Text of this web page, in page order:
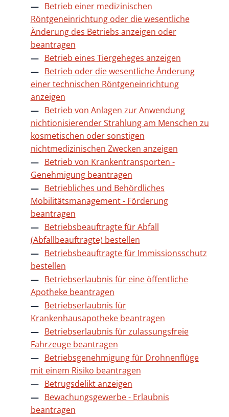
Betrieb einer medizinischen
Röntgeneinrichtung oder die wesentliche
Änderung des Betriebs anzeigen oder
beantragen
Betrieb eines Tiergeheges anzeigen
Betrieb oder die wesentliche Änderung
einer technischen Röntgeneinrichtung
anzeigen
Betrieb von Anlagen zur Anwendung
nichtionisierender Strahlung am Menschen zu
kosmetischen oder sonstigen
nichtmedizinischen Zwecken anzeigen
Betrieb von Krankentransporten -
Genehmigung beantragen
Betriebliches und Behördliches
Mobilitätsmanagement - Förderung
beantragen
Betriebsbeauftragte für Abfall
(Abfallbeauftragte) bestellen
Betriebsbeauftragte für Immissionsschutz
bestellen
Betriebserlaubnis für eine öffentliche
Apotheke beantragen
Betriebserlaubnis für
Krankenhausapotheke beantragen
Betriebserlaubnis für zulassungsfreie
Fahrzeuge beantragen
Betriebsgenehmigung für Drohnenflüge
mit einem Risiko beantragen
Betrugsdelikt anzeigen
Bewachungsgewerbe - Erlaubnis
beantragen